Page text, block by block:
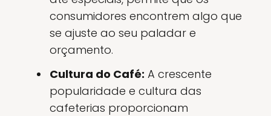
consumidores encontrem algo que
se ajuste ao seu paladar e
orçamento.
Cultura do Café: A crescente
popularidade e cultura das
cafeterias proporcionam